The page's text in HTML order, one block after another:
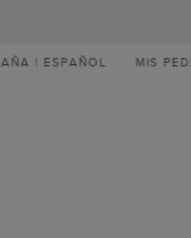
| ESPAÑOL MIS